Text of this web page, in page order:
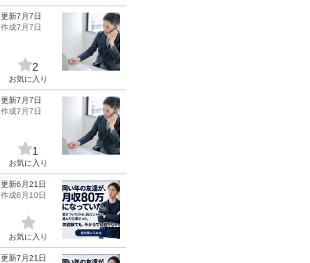
更新7月7日
作成7月7日
2
お気に入り
更新7月7日
作成7月7日
1
お気に入り
更新6月21日
作成6月10日
お気に入り
更新7月21日